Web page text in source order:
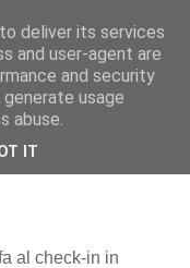
per condividere
al check-in in
deliver its services
and user-agent are
and security
usage
abuse.
IT